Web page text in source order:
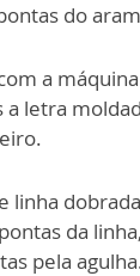
do
a
a letra
linha
da
pela